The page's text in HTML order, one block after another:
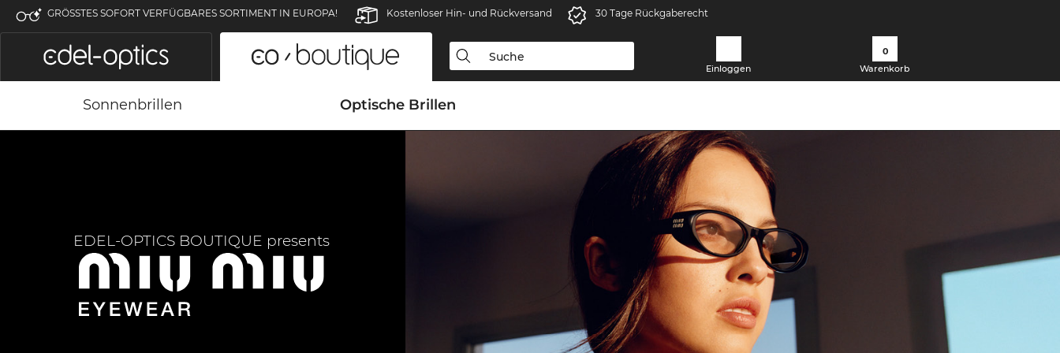
GRÖSSTES SOFORT VERFÜGBARES SORTIMENT IN EUROPA! Kostenloser Hin- und Rückversand 30 Tage Rückgaberecht
Einloggen
0
Warenkorb
Sonnenbrillen Optische Brillen
EDEL-OPTICS BOUTIQUE presents